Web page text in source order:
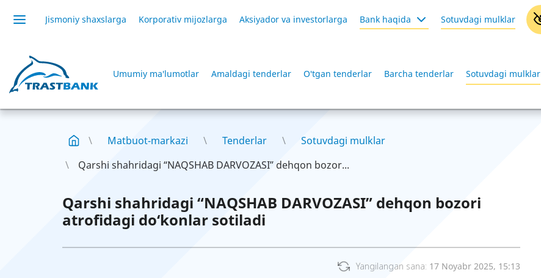
Jismoniy shaxslarga Korporativ mijozlarga Aksiyador va investorlarga Bank haqida Sotuvdagi mulklar
Umumiy ma'lumotlar Amaldagi tenderlar O'tgan tenderlar Barcha tenderlar Sotuvdagi mulklar
Matbuot-markazi Tenderlar
Sotuvdagi mulklar
Qarshi shahridagi “NAQSHAB DARVOZASI” dehqon bozor...
Qarshi shahridagi “NAQSHAB DARVOZASI” dehqon bozori
atrofidagi do‘konlar sotiladi
Yangilangan sana: 17 Noyabr 2025, 15:13